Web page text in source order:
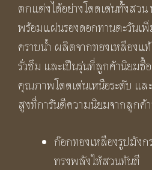
ตกแต่งได้อย่างโดดเด่นทั้งสว
พร้อมแผ่นรองดอกทานตะวันเ
คราบน้ำ ผลิตจากทองเหลืองแ
รั่วซึม และเป็นรุ่นที่ลูกค้านิยมซื้
คุณภาพโดดเด่นเหนือระดับ แล
สูงที่การันตีความนิยมจากลูกค้า
ก๊อกทองเหลืองรูปมัง
ทรงพลังให้สวนทันที